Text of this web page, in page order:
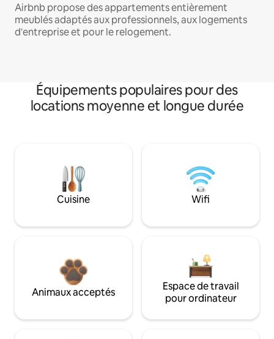
Airbnb propose des appartements entièrement
meublés adaptés aux professionnels, aux logements
d'entreprise et pour le relogement.
Équipements populaires pour des
locations moyenne et longue durée
Cuisine Wifi
Animaux acceptés
Espace de travail
pour ordinateur